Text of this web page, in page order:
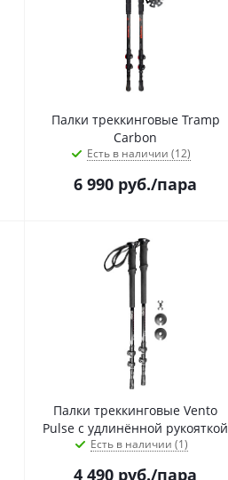
Палки треккинговые Tramp
Carbon
Есть в наличии (12)
6 990 руб./пара
Палки треккинговые Vento
Pulse с удлинённой рукояткой
Есть в наличии (1)
4 490 руб./пара